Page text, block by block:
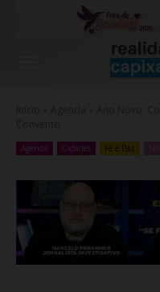
Agenda Cidades Fé e Paz